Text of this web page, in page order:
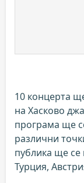
10 концерта
на Хасково
програма ще
различни
публика ще се
Турция,